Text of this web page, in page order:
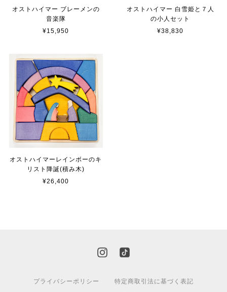
オストハイマー ブレーメンの
音楽隊
¥15,950
オストハイマー 白雪姫と７人
の小人セット
¥38,830
オストハイマーレインボーのキ
リスト降誕(積み木)
¥26,400
プライバシーポリシー 特定商取引法に基づく表記